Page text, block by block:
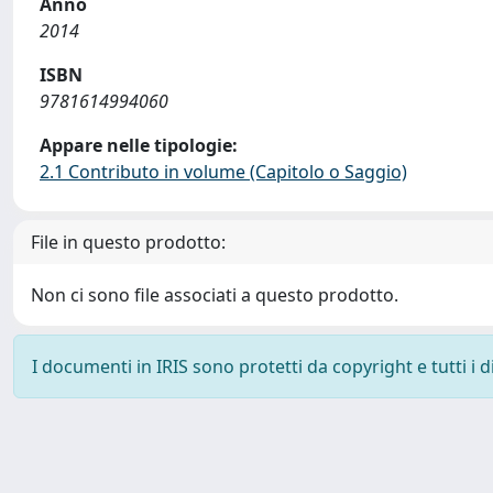
2014
ISBN
9781614994060
Appare nelle tipologie:
2.1 Contributo in volume (Capitolo o Saggio)
File in questo prodotto:
Non ci sono file associati a questo prodotto.
I documenti in IRIS sono protetti da copyright e tutti i